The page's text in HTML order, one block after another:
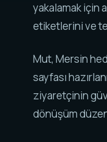
yakalamak için
etiketlerini ve
Mut, Mersin
sayfası
ziyaretçinin
dönüşüm